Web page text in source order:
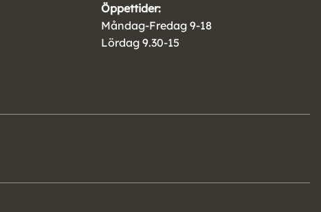
Öppettider:
Måndag-Fredag 9-18
Lördag 9.30-15